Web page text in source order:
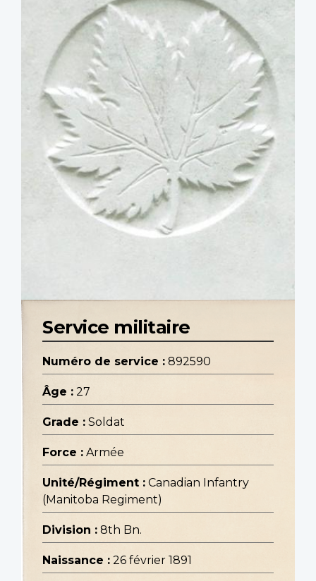
Service militaire
Numéro de service : 892590
Âge : 27
Grade : Soldat
Force : Armée
Unité/Régiment : Canadian Infantry
(Manitoba Regiment)
Division : 8th Bn.
Naissance : 26 février 1891